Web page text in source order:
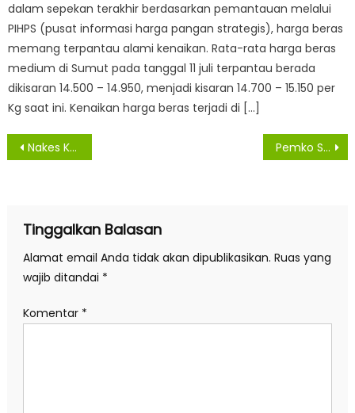
dalam sepekan terakhir berdasarkan pemantauan melalui
PIHPS (pusat informasi harga pangan strategis), harga beras
memang terpantau alami kenaikan. Rata-rata harga beras
medium di Sumut pada tanggal 11 juli terpantau berada
dikisaran 14.500 – 14.950, menjadi kisaran 14.700 – 15.150 per
Kg saat ini. Kenaikan harga beras terjadi di […]
Navigasi
Nakes Kabupaten Asahan Disuntik Vaksin Covid-19 Pemko Siantar Segera Terapkan Digitalisasi di Semua Sistem
Tinggalkan Balasan
Alamat email Anda tidak akan dipublikasikan. Ruas yang
wajib ditandai *
Komentar *